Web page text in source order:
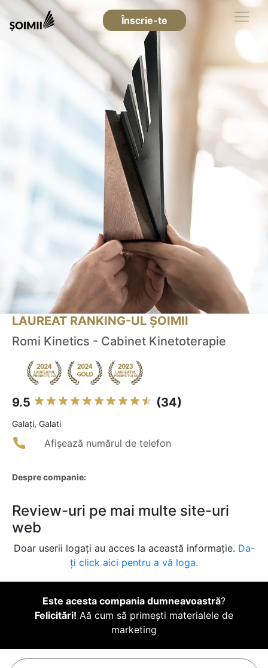
Înscrie-te
LAUREAT RANKING-UL ȘOIMII
Romi Kinetics - Cabinet Kinetoterapie
9.5 (34)
Galaţi, Galati
Afișează numărul de telefon
Despre companie:
Review-uri pe mai multe site-uri
web
Doar userii logați au acces la această informație. Da-
ți click aici pentru a vă loga.
Este acesta compania dumneavoastră?
Felicitări! Aă cum să primești materialele de
marketing